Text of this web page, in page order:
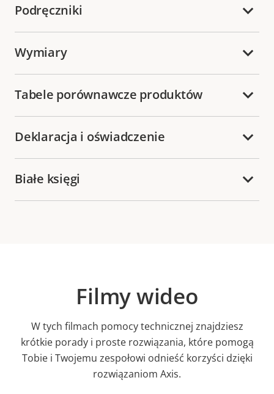
Podręczniki
Wymiary
Tabele porównawcze produktów
Deklaracja i oświadczenie
Białe księgi
Filmy wideo
W tych filmach pomocy technicznej znajdziesz
krótkie porady i proste rozwiązania, które pomogą
Tobie i Twojemu zespołowi odnieść korzyści dzięki
rozwiązaniom Axis.